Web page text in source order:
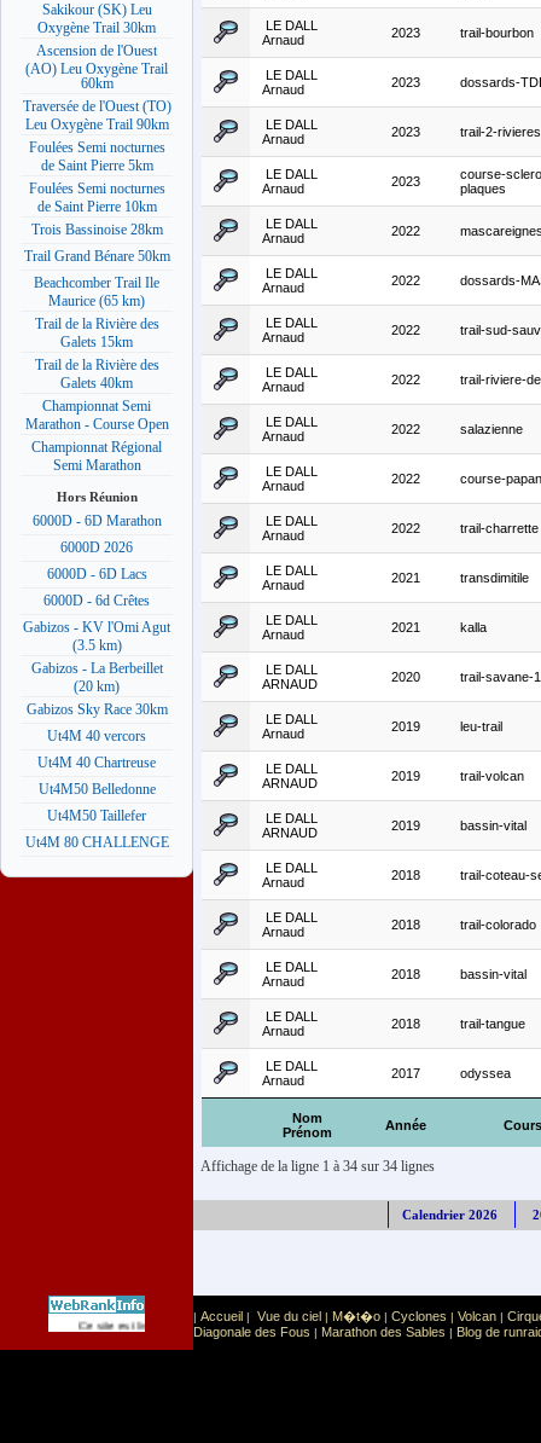
Sakikour (SK) Leu
Oxygène Trail 30km
Ascension de l'Ouest
(AO) Leu Oxygène Trail
60km
Traversée de l'Ouest (TO)
Leu Oxygène Trail 90km
Foulées Semi nocturnes
de Saint Pierre 5km
Foulées Semi nocturnes
de Saint Pierre 10km
Trois Bassinoise 28km
Trail Grand Bénare 50km
Beachcomber Trail Ile
Maurice (65 km)
Trail de la Rivière des
Galets 15km
Trail de la Rivière des
Galets 40km
Championnat Semi
Marathon - Course Open
Championnat Régional
Semi Marathon
Hors Réunion
6000D - 6D Marathon
6000D 2026
6000D - 6D Lacs
6000D - 6d Crêtes
Gabizos - KV l'Omi Agut
(3.5 km)
Gabizos - La Berbeillet
(20 km)
Gabizos Sky Race 30km
Ut4M 40 vercors
Ut4M 40 Chartreuse
Ut4M50 Belledonne
Ut4M50 Taillefer
Ut4M 80 CHALLENGE
Nom
Prénom
Année
LE DALL
Arnaud
2023 trail-bourbon
LE DALL
Arnaud
2023 dossards-
LE DALL
Arnaud
2023 trail-2-rivieres
LE DALL
Arnaud
2023
course-
plaques
LE DALL
Arnaud
2022
LE DALL
Arnaud
2022 dossards-
LE DALL
Arnaud
2022 trail-sud-
LE DALL
Arnaud
2022 trail-riviere-
LE DALL
Arnaud
2022 salazienne
LE DALL
Arnaud
2022 course-
LE DALL
Arnaud
2022 trail-charrette
LE DALL
Arnaud
2021 transdimitile
LE DALL
Arnaud
2021 kalla
LE DALL
ARNAUD
2020 trail-savane-
LE DALL
Arnaud
2019 leu-trail
LE DALL
ARNAUD
2019 trail-volcan
LE DALL
ARNAUD
2019 bassin-vital
LE DALL
Arnaud
2018 trail-coteau-
LE DALL
Arnaud
2018 trail-colorado
LE DALL
Arnaud
2018 bassin-vital
LE DALL
Arnaud
2018 trail-tangue
LE DALL
Arnaud
2017 odyssea
Affichage de la ligne 1 à 34 sur 34 lignes
Calendrier 2026
Ce site est list� dans la cat�gorie Sport: Sports extr�mes
| Accueil | Vue du ciel | M�t�o | Cyclones | Volcan |
Diagonale des Fous | Marathon des Sables | Blog de